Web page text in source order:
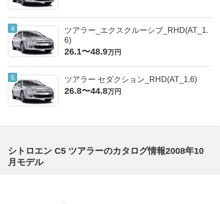
ツアラー_エクスクルーシブ_RHD(AT_1.
6)
26.1〜48.9万円
ツアラー セダクション_RHD(AT_1.6)
26.8〜44.8万円
シトロエン C5 ツアラーのカタログ情報2008年10
月モデル